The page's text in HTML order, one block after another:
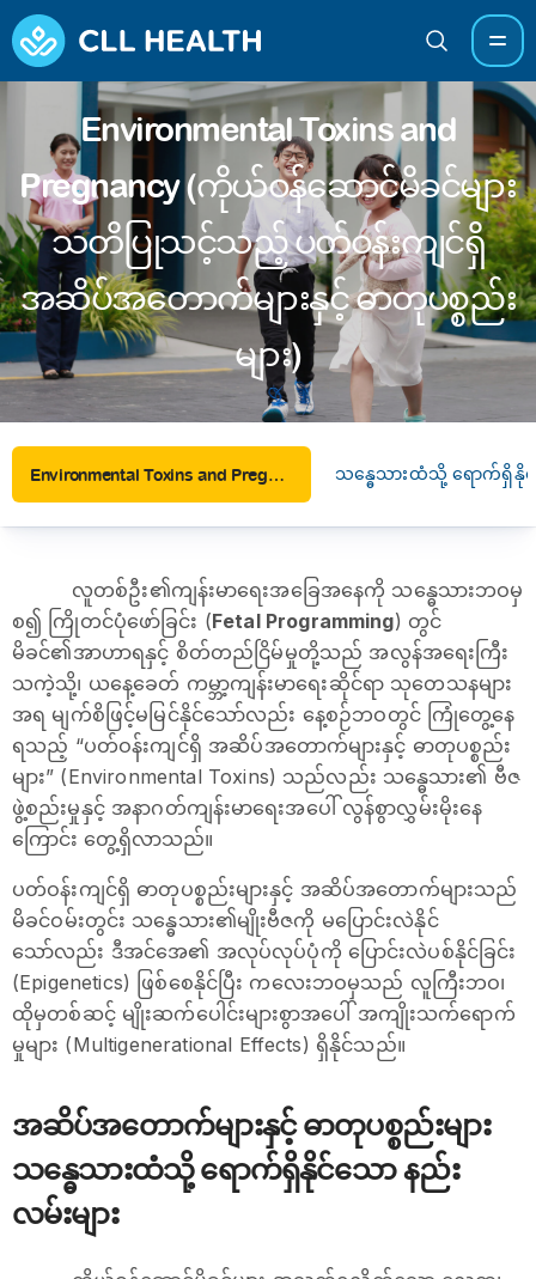
Environmental Toxins and
Pregnancy (ကိုယ်ဝန်ဆောင်မိခင်များ
သတိပြုသင့်သည့် ပတ်ဝန်းကျင်ရှိ
အဆိပ်အတောက်များနှင့် ဓာတုပစ္စည်း
များ)
Environmental Toxins and Pregnancy (ကိုယ်ဝန်ဆောင်မိခင်များ သတိပြုသင့်သည့် ပတ်ဝန်းကျင်ရှိ အဆိပ်အတောက်များနှင့် ဓာတုပစ္စည်းများ) သန္ဓေသားထံသို့ ရောက်ရှိနိုင်
လူတစ်ဦး၏ကျန်းမာရေးအခြေအနေကို သန္ဓေသားဘဝမှ
စ၍ ကြိုတင်ပုံဖော်ခြင်း (Fetal Programming) တွင်
မိခင်၏အာဟာရနှင့် စိတ်တည်ငြိမ်မှုတို့သည် အလွန်အရေးကြီး
သကဲ့သို့၊ ယနေ့ခေတ် ကမ္ဘာ့ကျန်းမာရေးဆိုင်ရာ သုတေသနများ
အရ မျက်စိဖြင့်မမြင်နိုင်သော်လည်း နေ့စဉ်ဘဝတွင် ကြုံတွေ့နေ
ရသည့် “ပတ်ဝန်းကျင်ရှိ အဆိပ်အတောက်များနှင့် ဓာတုပစ္စည်း
များ” (Environmental Toxins) သည်လည်း သန္ဓေသား၏ ဗီဇ
ဖွဲ့စည်းမှုနှင့် အနာဂတ်ကျန်းမာရေးအပေါ် လွန်စွာလွှမ်းမိုးနေ
ကြောင်း တွေ့ရှိလာသည်။
ပတ်ဝန်းကျင်ရှိ ဓာတုပစ္စည်းများနှင့် အဆိပ်အတောက်များသည်
မိခင်ဝမ်းတွင်း သန္ဓေသား၏မျိုးဗီဇကို မပြောင်းလဲနိုင်
သော်လည်း ဒီအင်အေ၏ အလုပ်လုပ်ပုံကို ပြောင်းလဲပစ်နိုင်ခြင်း
(Epigenetics) ဖြစ်စေနိုင်ပြီး ကလေးဘဝမှသည် လူကြီးဘဝ၊
ထိုမှတစ်ဆင့် မျိုးဆက်ပေါင်းများစွာအပေါ် အကျိုးသက်ရောက်
မှုများ (Multigenerational Effects) ရှိနိုင်သည်။
အဆိပ်အတောက်များနှင့် ဓာတုပစ္စည်းများ
သန္ဓေသားထံသို့ ရောက်ရှိနိုင်သော နည်း
လမ်းများ